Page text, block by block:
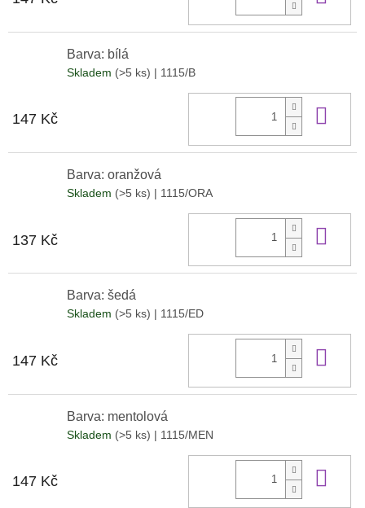
Barva: bílá
Skladem (>5 ks) | 1115/B
147 Kč
Barva: oranžová
Skladem (>5 ks) | 1115/ORA
137 Kč
Barva: šedá
Skladem (>5 ks) | 1115/ED
147 Kč
Barva: mentolová
Skladem (>5 ks) | 1115/MEN
147 Kč